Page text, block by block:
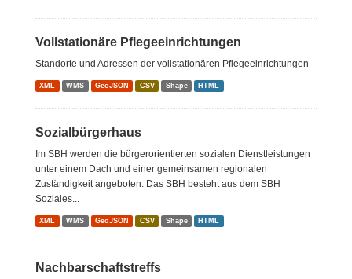
Vollstationäre Pflegeeinrichtungen
Standorte und Adressen der vollstationären Pflegeeinrichtungen
XML WMS GeoJSON CSV Shape HTML
Sozialbürgerhaus
Im SBH werden die bürgerorientierten sozialen Dienstleistungen
unter einem Dach und einer gemeinsamen regionalen
Zuständigkeit angeboten. Das SBH besteht aus dem SBH
Soziales...
XML WMS GeoJSON CSV Shape HTML
Nachbarschaftstreffs